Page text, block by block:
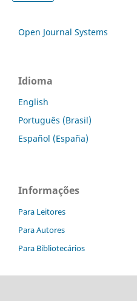
Open Journal Systems
Idioma
English
Português (Brasil)
Español (España)
Informações
Para Leitores
Para Autores
Para Bibliotecários